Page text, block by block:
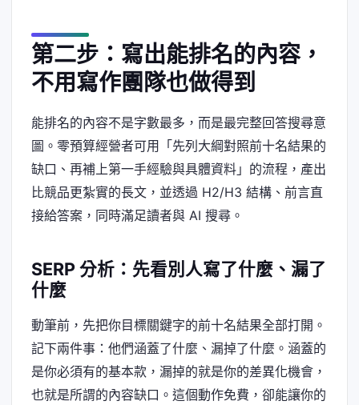
第二步：寫出能排名的內容，
不用寫作團隊也做得到
能排名的內容不是字數最多，而是最完整回答搜尋意
圖。零預算經營者可用「先列大綱對照前十名結果的
缺口、再補上第一手經驗與具體資料」的流程，產出
比競品更紮實的長文，並透過 H2/H3 結構、前言直
接給答案，同時滿足讀者與 AI 搜尋。
SERP 分析：先看別人寫了什麼、漏了
什麼
動筆前，先把你目標關鍵字的前十名結果全部打開。
記下兩件事：他們涵蓋了什麼、漏掉了什麼。涵蓋的
是你必須有的基本款，漏掉的就是你的差異化機會，
也就是所謂的內容缺口。這個動作免費，卻能讓你的